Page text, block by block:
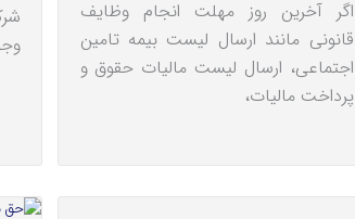
اگر آخرین روز مهلت انجام وظایف
قانونی مانند ارسال لیست بیمه تامین
اجتماعی، ارسال لیست مالیات حقوق و
پرداخت مالیات،